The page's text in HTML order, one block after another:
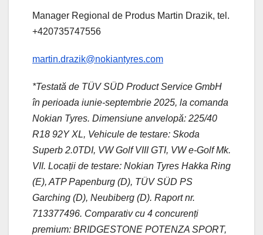
Manager Regional de Produs Martin Drazik, tel.
+420735747556
martin.drazik@nokiantyres.com
*Testată de TÜV SÜD Product Service GmbH
în perioada iunie-septembrie 2025, la comanda
Nokian Tyres. Dimensiune anvelopă: 225/40
R18 92Y XL, Vehicule de testare: Skoda
Superb 2.0TDI, VW Golf VIII GTI, VW e-Golf Mk.
VII. Locații de testare: Nokian Tyres Hakka Ring
(E), ATP Papenburg (D), TÜV SÜD PS
Garching (D), Neubiberg (D). Raport nr.
713377496. Comparativ cu 4 concurenți
premium: BRIDGESTONE POTENZA SPORT,